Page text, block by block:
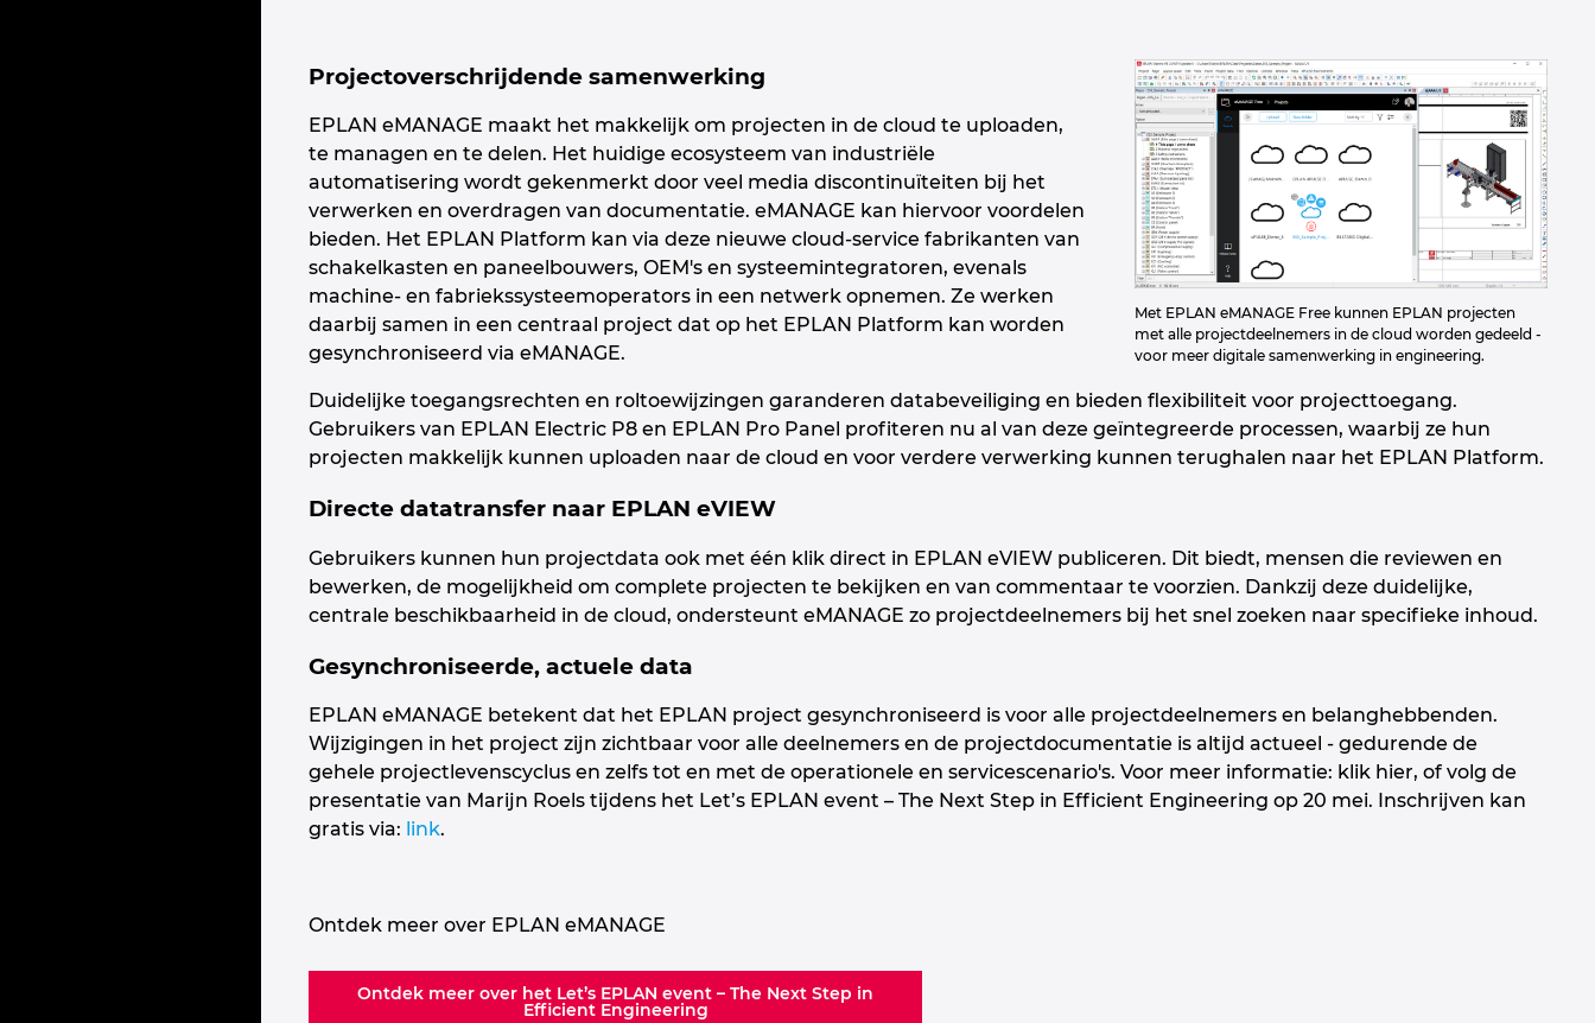
Met EPLAN eMANAGE Free kunnen EPLAN projecten
met alle projectdeelnemers in de cloud worden gedeeld -
voor meer digitale samenwerking in engineering.
Projectoverschrijdende samenwerking
EPLAN eMANAGE maakt het makkelijk om projecten in de cloud te uploaden,
te managen en te delen. Het huidige ecosysteem van industriële
automatisering wordt gekenmerkt door veel media discontinuïteiten bij het
verwerken en overdragen van documentatie. eMANAGE kan hiervoor voordelen
bieden. Het EPLAN Platform kan via deze nieuwe cloud-service fabrikanten van
schakelkasten en paneelbouwers, OEM's en systeemintegratoren, evenals
machine- en fabriekssysteemoperators in een netwerk opnemen. Ze werken
daarbij samen in een centraal project dat op het EPLAN Platform kan worden
gesynchroniseerd via eMANAGE.
Duidelijke toegangsrechten en roltoewijzingen garanderen databeveiliging en bieden flexibiliteit voor projecttoegang.
Gebruikers van EPLAN Electric P8 en EPLAN Pro Panel profiteren nu al van deze geïntegreerde processen, waarbij ze hun
projecten makkelijk kunnen uploaden naar de cloud en voor verdere verwerking kunnen terughalen naar het EPLAN Platform.
Directe datatransfer naar EPLAN eVIEW
Gebruikers kunnen hun projectdata ook met één klik direct in EPLAN eVIEW publiceren. Dit biedt, mensen die reviewen en
bewerken, de mogelijkheid om complete projecten te bekijken en van commentaar te voorzien. Dankzij deze duidelijke,
centrale beschikbaarheid in de cloud, ondersteunt eMANAGE zo projectdeelnemers bij het snel zoeken naar specifieke inhoud.
Gesynchroniseerde, actuele data
EPLAN eMANAGE betekent dat het EPLAN project gesynchroniseerd is voor alle projectdeelnemers en belanghebbenden.
Wijzigingen in het project zijn zichtbaar voor alle deelnemers en de projectdocumentatie is altijd actueel - gedurende de
gehele projectlevenscyclus en zelfs tot en met de operationele en servicescenario's. Voor meer informatie: klik hier, of volg de
presentatie van Marijn Roels tijdens het Let’s EPLAN event – The Next Step in Efficient Engineering op 20 mei. Inschrijven kan
gratis via: link.
Ontdek meer over EPLAN eMANAGE
Ontdek meer over het Let’s EPLAN event – The Next Step in
Efficient Engineering